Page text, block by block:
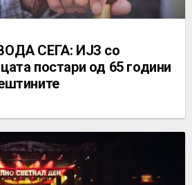
СЕГА: ИЈЗ со
постари од 65 години